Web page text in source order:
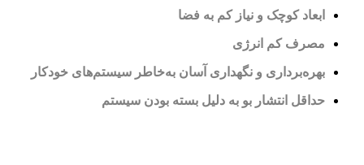
ابعاد کوچک و نیاز کم به فضا
مصرف کم انرژی
بهره‌برداری و نگهداری آسان به‌خاطر سیستم‌های خودکار
حداقل انتشار بو به دلیل بسته بودن سیستم